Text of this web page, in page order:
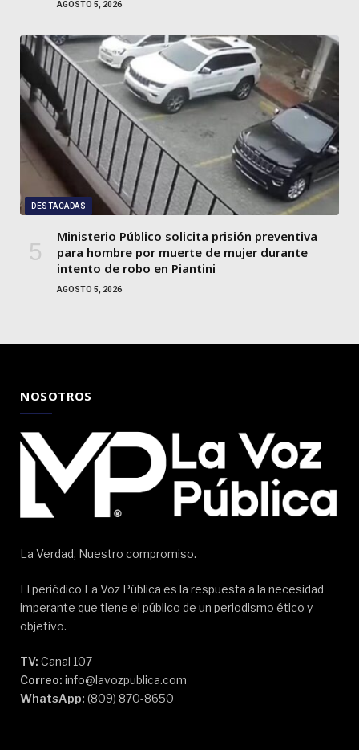
AGOSTO 5, 2026
DESTACADAS
Ministerio Público solicita prisión preventiva
para hombre por muerte de mujer durante
intento de robo en Piantini
AGOSTO 5, 2026
NOSOTROS
La Verdad, Nuestro compromiso.
El periódico La Voz Pública es la respuesta a la necesidad
imperante que tiene el público de un periodismo ético y
objetivo.
TV: Canal 107
Correo: info@lavozpublica.com
WhatsApp: (809) 870-8650